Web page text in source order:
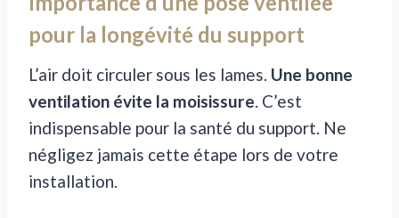
pour la longévité du support
L’air doit circuler sous les lames. Une bonne
ventilation évite la moisissure. C’est
indispensable pour la santé du support. Ne
négligez jamais cette étape lors de votre
installation.